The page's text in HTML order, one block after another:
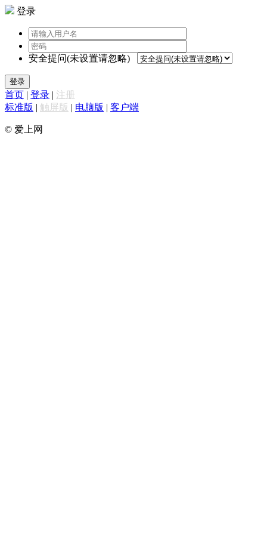
登录
安全提问(未设置请忽略)
登录
首页 | 登录 | 注册
标准版 | 触屏版 | 电脑版 | 客户端
© 爱上网